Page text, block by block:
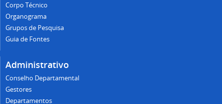
Corpo Técnico
Organograma
Grupos de Pesquisa
Guia de Fontes
Administrativo
Conselho Departamental
Gestores
Departamentos